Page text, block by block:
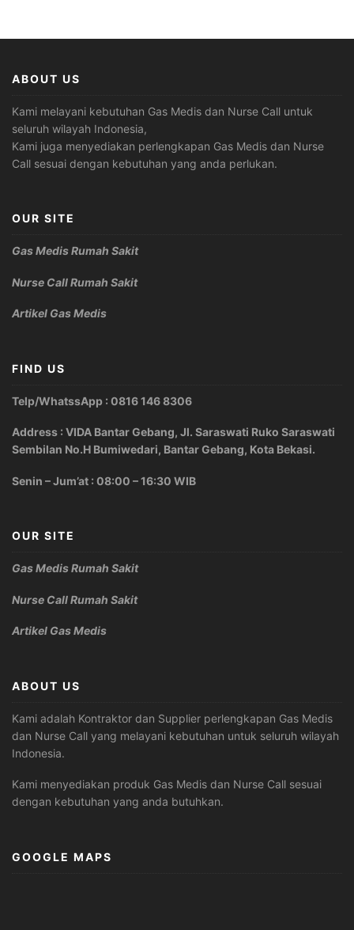
ABOUT US
Kami melayani kebutuhan Gas Medis dan Nurse Call untuk
seluruh wilayah Indonesia,
Kami juga menyediakan perlengkapan Gas Medis dan Nurse
Call sesuai dengan kebutuhan yang anda perlukan.
OUR SITE
Gas Medis Rumah Sakit
Nurse Call Rumah Sakit
Artikel Gas Medis
FIND US
Telp/WhatssApp : 0816 146 8306
Address : VIDA Bantar Gebang, Jl. Saraswati Ruko Saraswati
Sembilan No.H Bumiwedari, Bantar Gebang, Kota Bekasi.
Senin – Jum’at : 08:00 – 16:30 WIB
OUR SITE
Gas Medis Rumah Sakit
Nurse Call Rumah Sakit
Artikel Gas Medis
ABOUT US
Kami adalah Kontraktor dan Supplier perlengkapan Gas Medis
dan Nurse Call yang melayani kebutuhan untuk seluruh wilayah
Indonesia.
Kami menyediakan produk Gas Medis dan Nurse Call sesuai
dengan kebutuhan yang anda butuhkan.
GOOGLE MAPS